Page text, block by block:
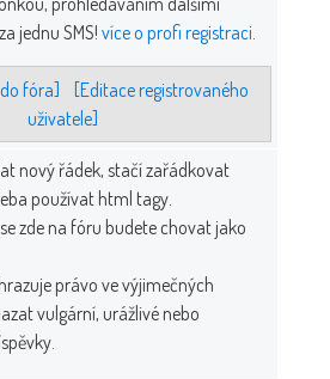
jednu SMS! více o profi registraci
fóra]
[Editace registrovaného
uživatele]
nový řádek, stačí zařádkovat
používat html tagy.
zde na fóru budete chovat jako
právo ve výjimečných
vulgární, urážlivé nebo